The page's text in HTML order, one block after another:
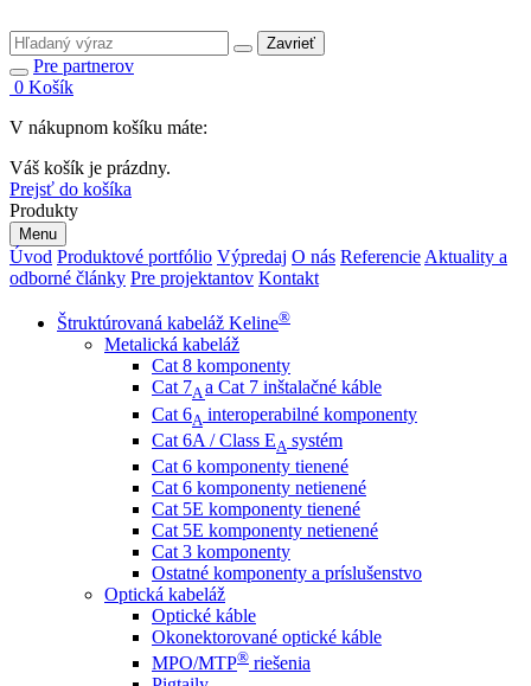
Zavrieť
Pre partnerov
0 Košík
V nákupnom košíku máte:
Váš košík je prázdny.
Prejsť do košíka
Produkty
Menu
Úvod Produktové portfólio Výpredaj O nás Referencie Aktuality a
odborné články Pre projektantov Kontakt
Štruktúrovaná kabeláž Keline®
Metalická kabeláž
Cat 8 komponenty
Cat 7Aa Cat 7 inštalačné káble
Cat 6A interoperabilné komponenty
Cat 6A / Class EA systém
Cat 6 komponenty tienené
Cat 6 komponenty netienené
Cat 5E komponenty tienené
Cat 5E komponenty netienené
Cat 3 komponenty
Ostatné komponenty a príslušenstvo
Optická kabeláž
Optické káble
Okonektorované optické káble
MPO/MTP® ​ riešenia